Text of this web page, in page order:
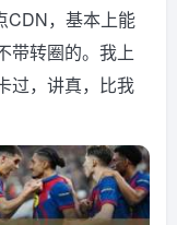
CDN，基本上能
带转圈的。我上
过，讲真，比我